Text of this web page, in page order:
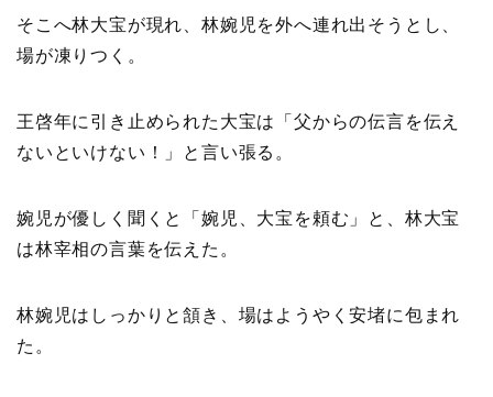
そこへ林大宝が現れ、林婉児を外へ連れ出そうとし、
場が凍りつく。
王啓年に引き止められた大宝は「父からの伝言を伝え
ないといけない！」と言い張る。
婉児が優しく聞くと「婉児、大宝を頼む」と、林大宝
は林宰相の言葉を伝えた。
林婉児はしっかりと頷き、場はようやく安堵に包まれ
た。